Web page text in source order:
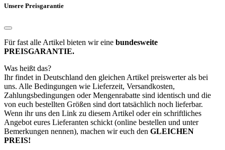
Unsere Preisgarantie
Für fast alle Artikel bieten wir eine bundesweite
PREISGARANTIE.
Was heißt das?
Ihr findet in Deutschland den gleichen Artikel preiswerter als bei
uns. Alle Bedingungen wie Lieferzeit, Versandkosten,
Zahlungsbedingungen oder Mengenrabatte sind identisch und die
von euch bestellten Größen sind dort tatsächlich noch lieferbar.
Wenn ihr uns den Link zu diesem Artikel oder ein schriftliches
Angebot eures Lieferanten schickt (online bestellen und unter
Bemerkungen nennen), machen wir euch den GLEICHEN
PREIS!